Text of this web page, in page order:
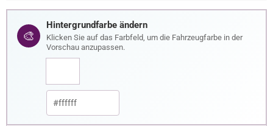
🎨
Hintergrundfarbe ändern
Klicken Sie auf das Farbfeld, um die Fahrzeugfarbe in der
Vorschau anzupassen.